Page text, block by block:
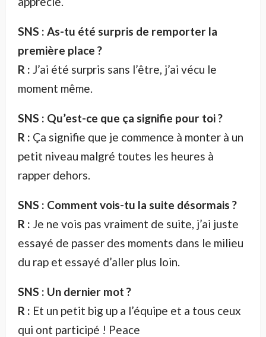
SNS : As-tu été surpris de remporter la
première place ?
R : J’ai été surpris sans l’être, j’ai vécu le
moment même.
SNS : Qu’est-ce que ça signifie pour toi ?
R : Ça signifie que je commence à monter à un
petit niveau malgré toutes les heures à
rapper dehors.
SNS : Comment vois-tu la suite désormais ?
R : Je ne vois pas vraiment de suite, j’ai juste
essayé de passer des moments dans le milieu
du rap et essayé d’aller plus loin.
SNS : Un dernier mot ?
R : Et un petit big up a l’équipe et a tous ceux
qui ont participé ! Peace